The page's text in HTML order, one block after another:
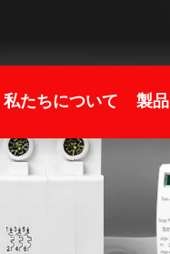
私たちについて 製品